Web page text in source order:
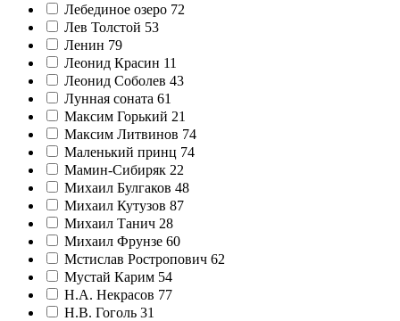
Лебединое озеро 72
Лев Толстой 53
Ленин 79
Леонид Красин 11
Леонид Соболев 43
Лунная соната 61
Максим Горький 21
Максим Литвинов 74
Маленький принц 74
Мамин-Сибиряк 22
Михаил Булгаков 48
Михаил Кутузов 87
Михаил Танич 28
Михаил Фрунзе 60
Мстислав Ростропович 62
Мустай Карим 54
Н.А. Некрасов 77
Н.В. Гоголь 31